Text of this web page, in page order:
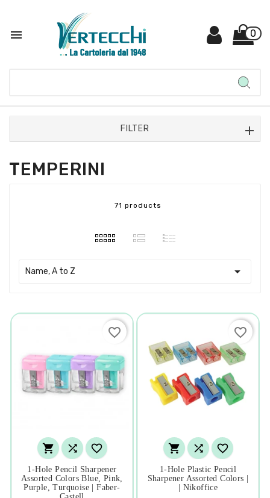
 0
FILTER
TEMPERINI
71 products
Name, A to Z 
  
1-Hole Pencil Sharpener
Assorted Colors Blue, Pink,
Purple, Turquoise | Faber-
favorite_border
  
1-Hole Plastic Pencil
Sharpener Assorted Colors |
| Nikoffice
favorite_border